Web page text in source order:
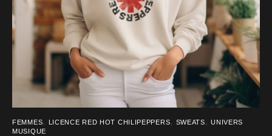
la
page
du
FEMMES, LICENCE RED HOT CHILIPEPPERS, SWEATS,UNIVERS
MUSIQUE